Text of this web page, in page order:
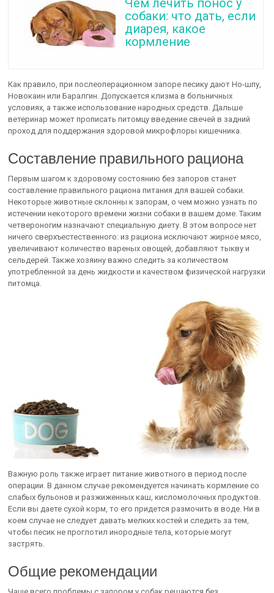
собаки: что дать, если
диарея, какое
кормление
Как правило, при послеоперационном запоре песику дают Но-шпу,
Новокаин или Баралгин. Допускается клизма в больничных
условиях, а также использование народных средств. Дальше
ветеринар может прописать питомцу введение свечей в задний
проход для поддержания здоровой микрофлоры кишечника.
Составление правильного рациона
Первым шагом к здоровому состоянию без запоров станет
составление правильного рациона питания для вашей собаки.
Некоторые животные склонны к запорам, о чем можно узнать по
истечении некоторого времени жизни собаки в вашем доме. Таким
четвероногим назначают специальную диету. В этом вопросе нет
ничего сверхъестественного: из рациона исключают жирное мясо,
увеличивают количество вареных овощей, добавляют тыкву и
сельдерей. Также хозяину важно следить за количеством
употребленной за день жидкости и качеством физической нагрузки
питомца.
Важную роль также играет питание животного в период после
операции. В данном случае рекомендуется начинать кормление со
слабых бульонов и разжиженных каш, кисломолочных продуктов.
Если вы даете сухой корм, то его придется размочить в воде. Ни в
коем случае не следует давать мелких костей и следить за тем,
чтобы песик не проглотил инородные тела, которые могут
застрять.
Общие рекомендации